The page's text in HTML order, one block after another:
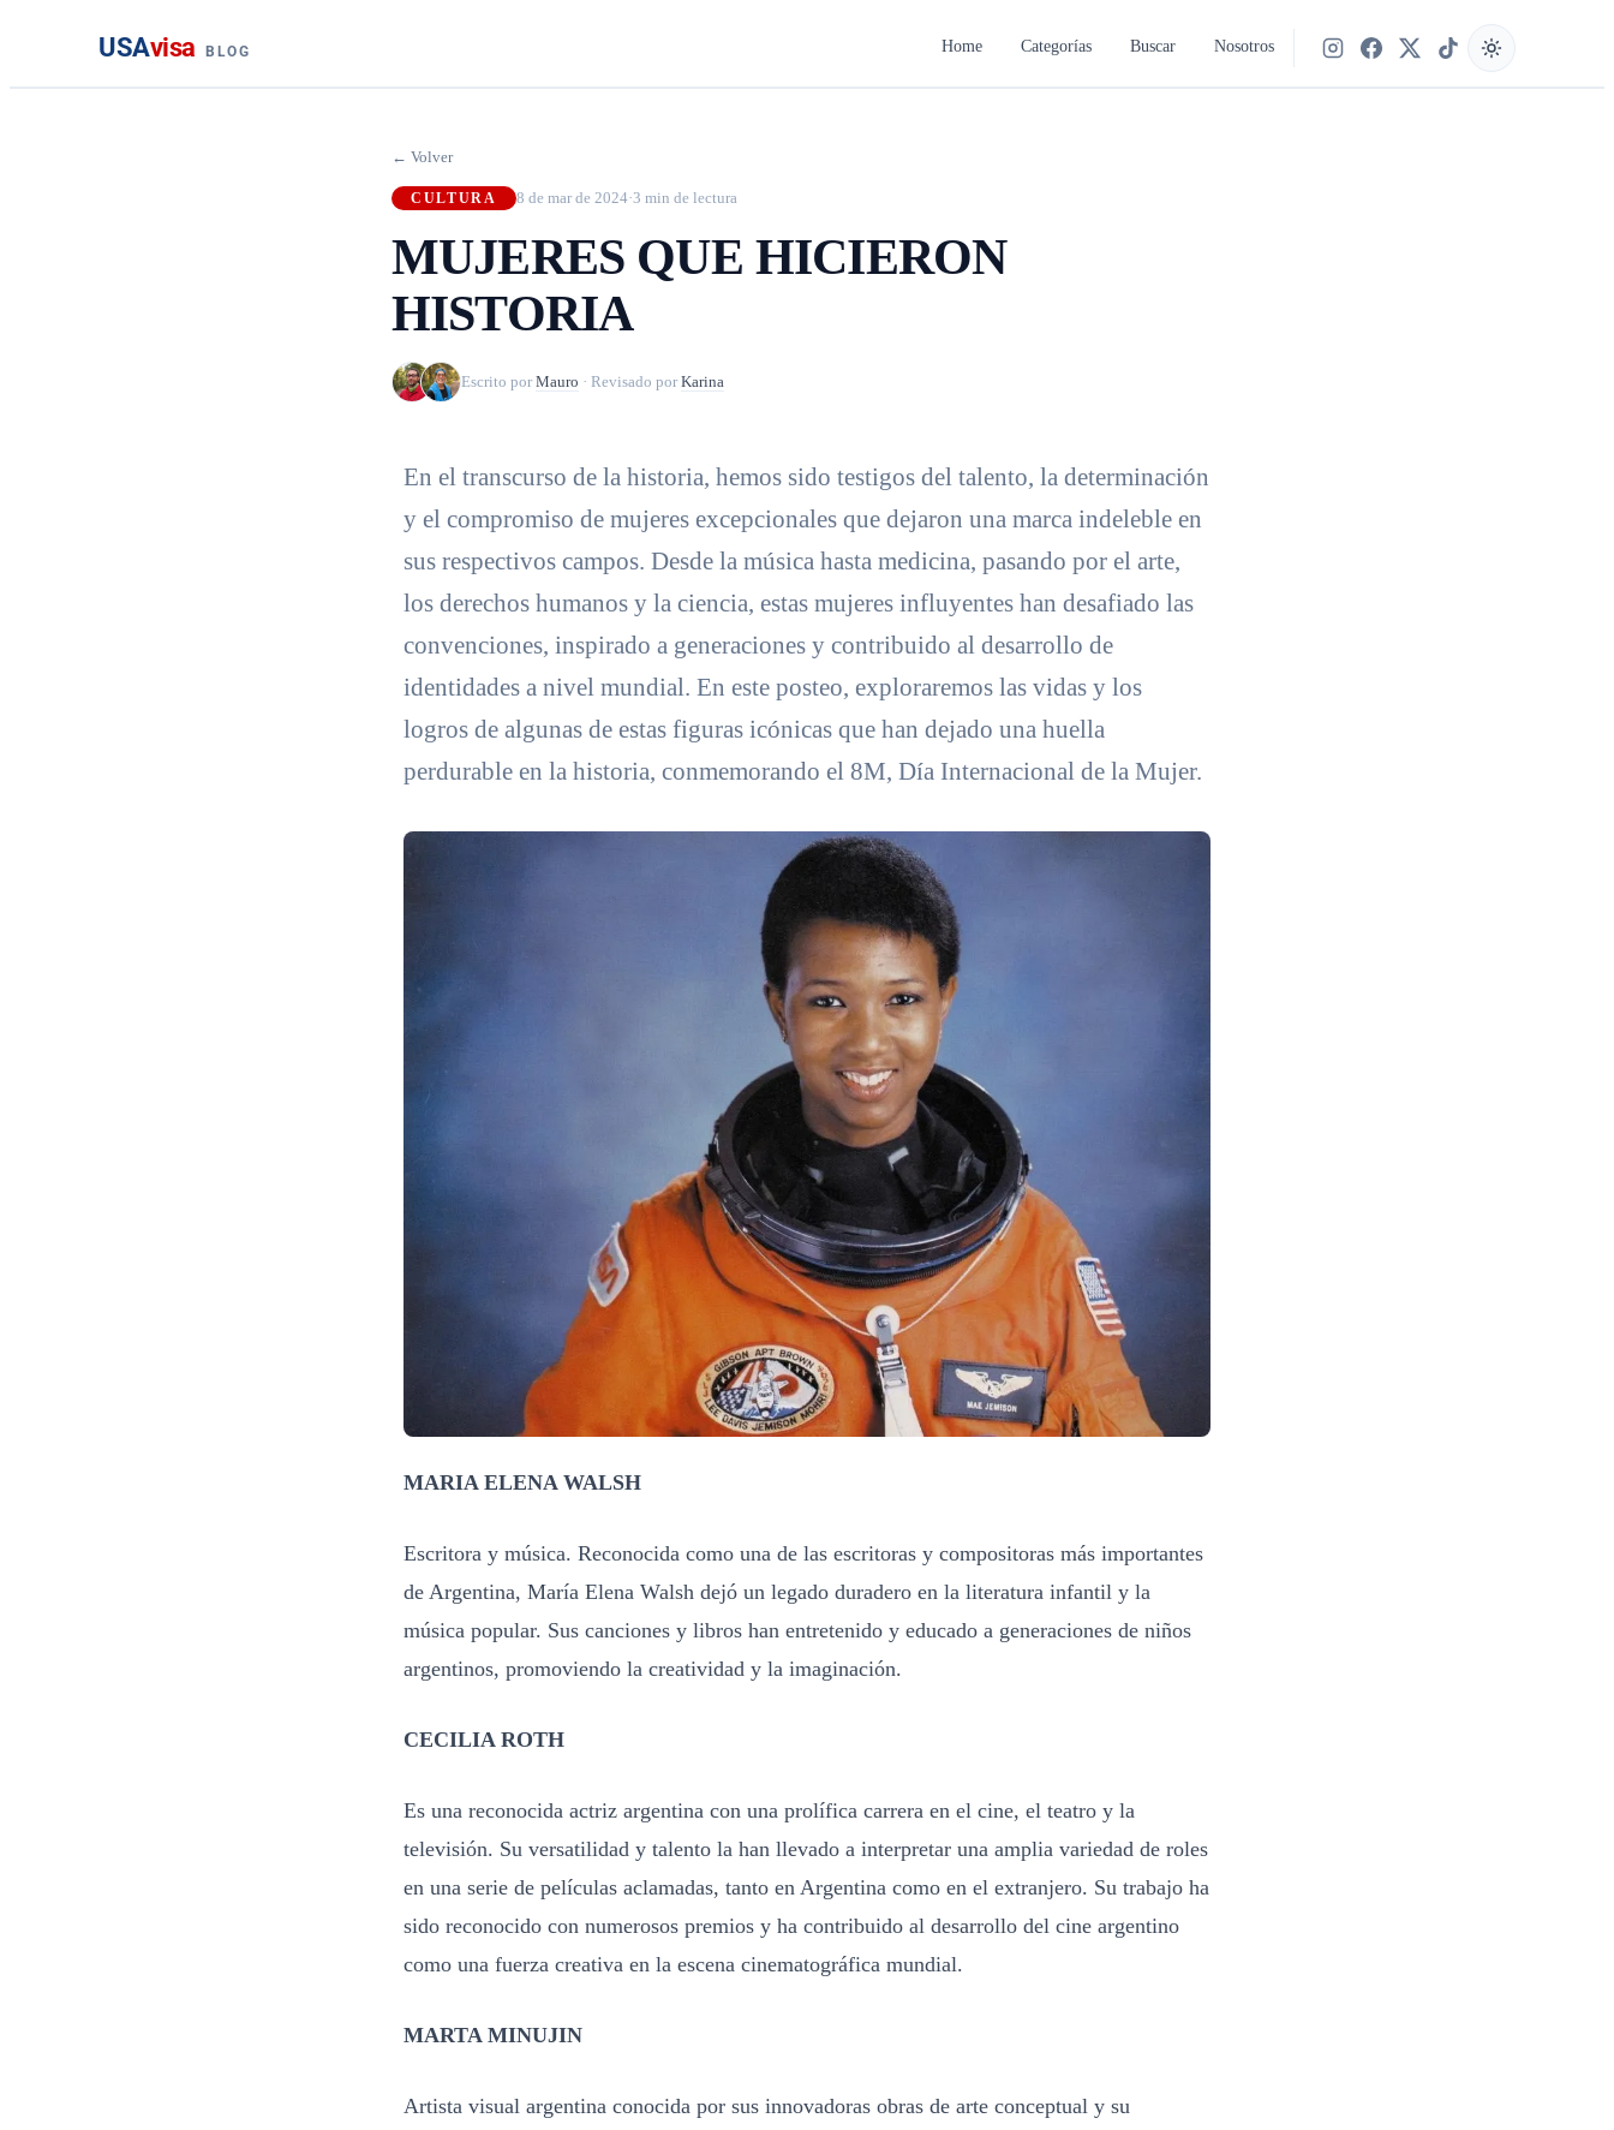
USAvisa BLOG Home Categorías Buscar Nosotros
Síguenos en Instagram
Síguenos en Facebook
Síguenos en X
Síguenos en TikTok
← Volver
CULTURA 8 de mar de 2024·3 min de lectura
MUJERES QUE HICIERON
HISTORIA
Escrito por Mauro · Revisado por Karina
En el transcurso de la historia, hemos sido testigos del talento, la determinación
y el compromiso de mujeres excepcionales que dejaron una marca indeleble en
sus respectivos campos. Desde la música hasta medicina, pasando por el arte,
los derechos humanos y la ciencia, estas mujeres influyentes han desafiado las
convenciones, inspirado a generaciones y contribuido al desarrollo de
identidades a nivel mundial. En este posteo, exploraremos las vidas y los
logros de algunas de estas figuras icónicas que han dejado una huella
perdurable en la historia, conmemorando el 8M, Día Internacional de la Mujer.
MARIA ELENA WALSH
Escritora y música. Reconocida como una de las escritoras y compositoras más importantes
de Argentina, María Elena Walsh dejó un legado duradero en la literatura infantil y la
música popular. Sus canciones y libros han entretenido y educado a generaciones de niños
argentinos, promoviendo la creatividad y la imaginación.
CECILIA ROTH
Es una reconocida actriz argentina con una prolífica carrera en el cine, el teatro y la
televisión. Su versatilidad y talento la han llevado a interpretar una amplia variedad de roles
en una serie de películas aclamadas, tanto en Argentina como en el extranjero. Su trabajo ha
sido reconocido con numerosos premios y ha contribuido al desarrollo del cine argentino
como una fuerza creativa en la escena cinematográfica mundial.
MARTA MINUJIN
Artista visual argentina conocida por sus innovadoras obras de arte conceptual y su